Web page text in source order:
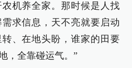
机养全家。那时候是人找
求信息，天不亮就要启动
、在地头盼，谁家的田要
，全靠碰运气。”